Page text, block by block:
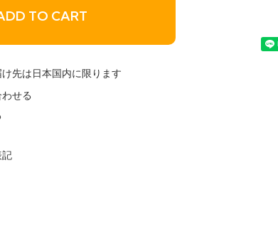
TO CART
先は日本国内に限ります
せる
記